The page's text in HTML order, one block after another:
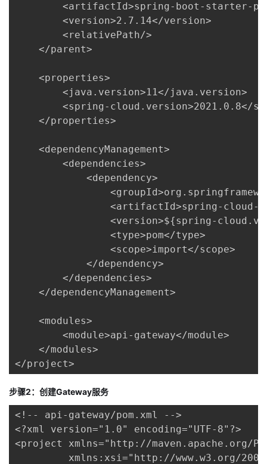
<artifactId>spring-boot-starter-
        <version>2.7.14</version>
        <relativePath/>
    </parent>
    <properties>
        <java.version>11</java.version>
<spring-cloud.version>2021.0.8</
    </properties>
    <dependencyManagement>
        <dependencies>
            <dependency>
<artifactId>spring-cloud-
<version>${spring-
                <type>pom</type>
                <scope>import</scope>
            </dependency>
        </dependencies>
    </dependencyManagement>
    <modules>
        <module>api-gateway</module>
    </modules>
</project>
步骤2：创建Gateway服务
<!-- api-gateway/pom.xml -->
<?xml version="1.0" encoding="UTF-8"?>
<project xmlns="http://maven.apache.org/
xmlns:xsi="http://www.w3.org/